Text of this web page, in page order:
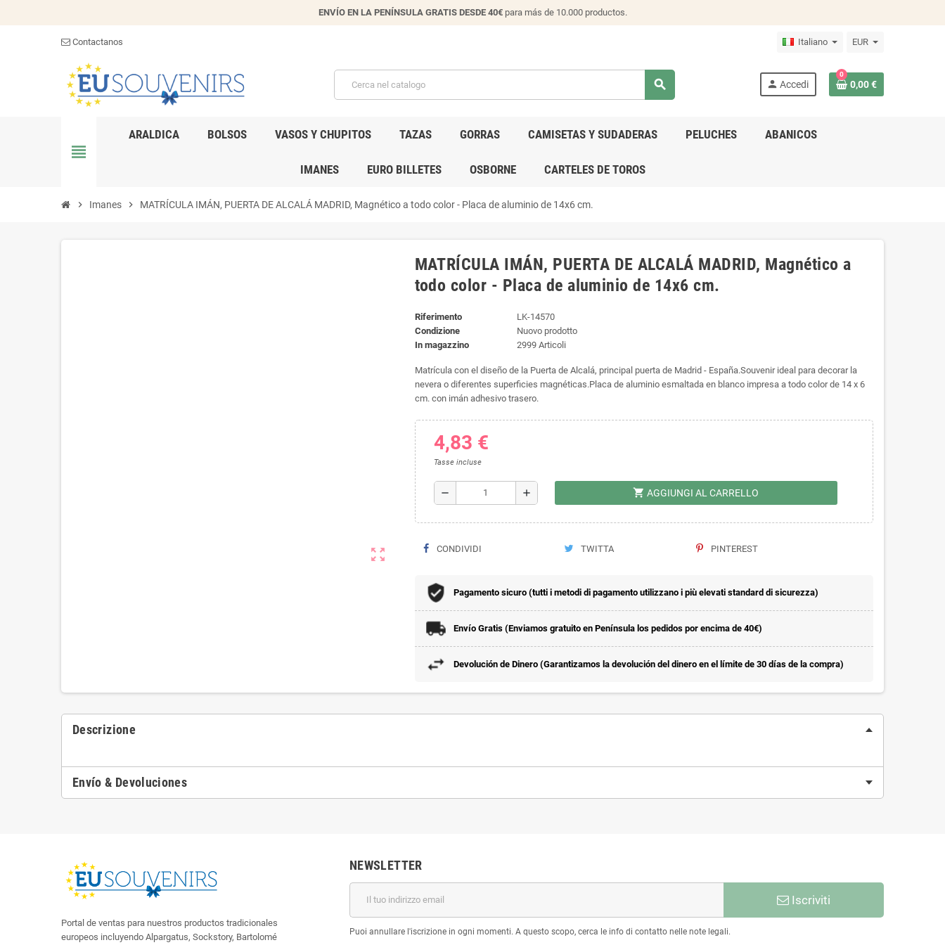
ENVÍO EN LA PENÍNSULA GRATIS DESDE 40€para más de 10.000 productos.
Contactanos Italiano EUR
search person Accedi
0
0,00 €
view_headline
ARALDICA BOLSOS VASOS Y CHUPITOS TAZAS GORRAS CAMISETAS Y SUDADERAS PELUCHES ABANICOS
IMANES EURO BILLETES OSBORNE CARTELES DE TOROS
chevron_right Imanes chevron_right MATRÍCULA IMÁN, PUERTA DE ALCALÁ MADRID, Magnético a todo color - Placa de aluminio de 14x6 cm.
zoom_out_map
MATRÍCULA IMÁN, PUERTA DE ALCALÁ MADRID, Magnético a
todo color - Placa de aluminio de 14x6 cm.
Riferimento
LK-14570
Condizione
Nuovo prodotto
In magazzino
2999 Articoli
Matrícula con el diseño de la Puerta de Alcalá, principal puerta de Madrid - España.Souvenir ideal para decorar la
nevera o diferentes superficies magnéticas.Placa de aluminio esmaltada en blanco impresa a todo color de 14 x 6
cm. con imán adhesivo trasero.
4,83 €
Tasse incluse
remove add shopping_cart AGGIUNGI AL CARRELLO
CONDIVIDI TWITTA PINTEREST
Pagamento sicuro (tutti i metodi di pagamento utilizzano i più elevati standard di sicurezza)
Envío Gratis (Enviamos gratuito en Península los pedidos por encima de 40€)
Devolución de Dinero (Garantizamos la devolución del dinero en el límite de 30 días de la compra)
Descrizione
Envío & Devoluciones
Portal de ventas para nuestros productos tradicionales
europeos incluyendo Alpargatus, Sockstory, Bartolomé
NEWSLETTER
Iscriviti
Puoi annullare l'iscrizione in ogni momenti. A questo scopo, cerca le info di contatto nelle note legali.